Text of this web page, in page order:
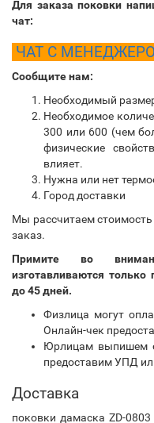
Для заказа поковки
чат:
ЧАТ С
Сообщите нам:
Необходимый
Необходимое
300 или 600 (чем
физические
влияет.
Нужна или нет
Город доставки
Мы рассчитаем
заказ.
Примите во
изготавливаются только
до 45 дней.
Физлица могут
Онлайн-чек
Юрлицам выпишем
предоставим УПД
Доставка
поковки дамаска ZD-